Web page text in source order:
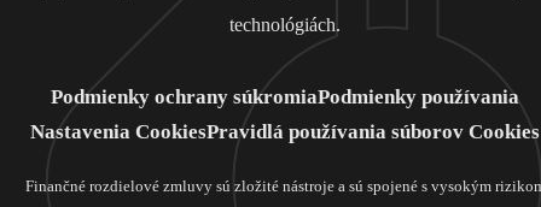
technológiách.
Podmienky ochrany súkromiaPodmienky používania
Nastavenia CookiesPravidlá používania súborov Cookies
Finančné rozdielové zmluvy sú zložité nástroje a sú spojené s vysokým